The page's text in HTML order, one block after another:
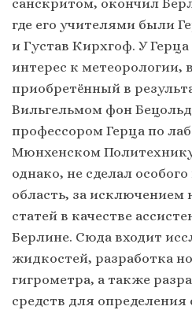
санскритом, окончил
где его учителями были
и Густав Кирхгоф. У
интерес к метеорологии,
приобретённый в
Вильгельмом фон
профессором Герца по
Мюнхенском
однако, не сделал
область, за исключением
статей в качестве
Берлине. Сюда входит
жидкостей, разработка
гигрометра, а также
средств для определения